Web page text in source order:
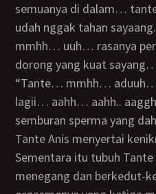
semuanya di dalam…
udah nggak tahan
mmhh… uuh… rasanya
dorong yang kuat
“Tante… mmhh… aduuh… Doni udah nggak tahan
lagii… aahh… aahh..
semburan sperma yang
Tante Anis menyertai
Sementara itu tubuh Tante Anis juga kembali
menegang dan berkedut-